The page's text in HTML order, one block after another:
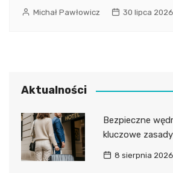
Michał Pawłowicz 30 lipca 2026
Aktualności
Bezpieczne
kluczowe
8 sierpnia 2026